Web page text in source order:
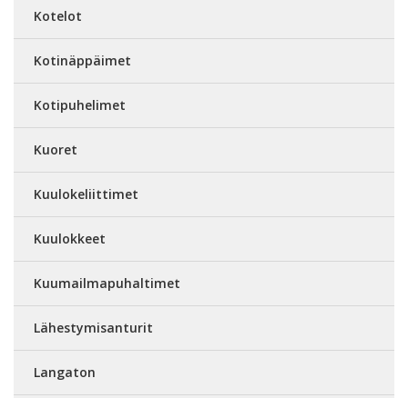
Kotelot
Kotinäppäimet
Kotipuhelimet
Kuoret
Kuulokeliittimet
Kuulokkeet
Kuumailmapuhaltimet
Lähestymisanturit
Langaton